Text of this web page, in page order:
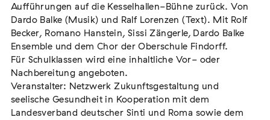
Extern
02. August 2026 - 16. August 2026 Darmstadt
Tag der Menschlichkeit Verband Deutscher
Sinti und Roma, Landesverband Rheinland-
Aufführungen auf die Kesselhallen-Bühne zurück. Von
Dardo Balke (Musik) und Ralf Lorenzen (Text). Mit Rolf
Becker, Romano Hanstein, Sissi Zängerle, Dardo Balke
Ensemble und dem Chor der Oberschule Findorff.
Für Schulklassen wird eine inhaltliche Vor- oder
Nachbereitung angeboten.
Veranstalter: Netzwerk Zukunftsgestaltung und
seelische Gesundheit in Kooperation mit dem
Landesverband deutscher Sinti und Roma sowie dem